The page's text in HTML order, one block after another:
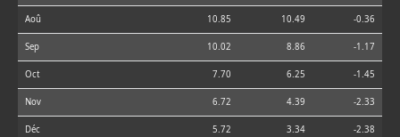
Aoû 10.85 10.49 -0.36
Sep 10.02 8.86 -1.17
Oct 7.70 6.25 -1.45
Nov 6.72 4.39 -2.33
Déc 5.72 3.34 -2.38